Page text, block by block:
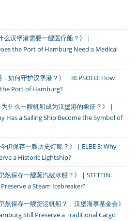
么汉堡港需要一艘医疗船？》｜
the Port of Hamburg Need a Medical
，如何守护汉堡港？》｜REPSOLD: How
Port of Hamburg?
为什么一艘帆船成为汉堡港的象征？》｜
Has a Sailing Ship Become the Symbol of
仍保存一艘历史灯船？》｜ELBE 3: Why
a Historic Lightship?
然保存一艘蒸汽破冰船？》｜STETTIN:
a Steam Icebreaker?
然保存一艘货运帆船？｜汉堡海事基金会》
Still Preserve a Traditional Cargo